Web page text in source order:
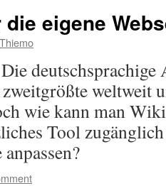
eigene
Thiemo
deutschsprachige
weltweit
wie kann man
Tool